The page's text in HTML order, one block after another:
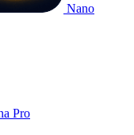
Nano
Pro